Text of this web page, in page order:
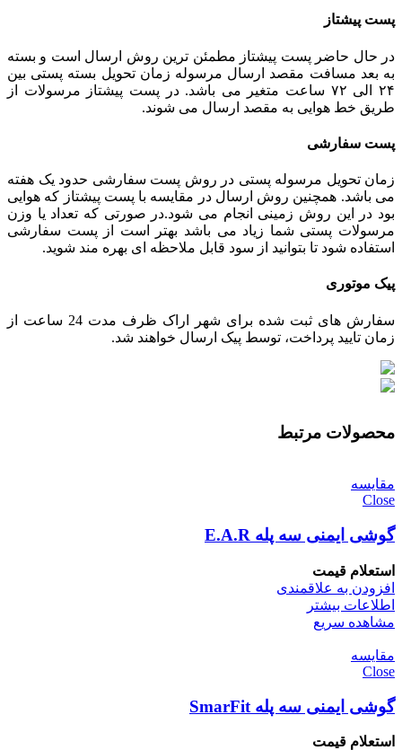
پست پیشتاز
در حال حاضر پست پیشتاز مطمئن ترین روش ارسال است و بسته
به بعد مسافت مقصد ارسال مرسوله زمان تحویل بسته پستی بین
۲۴ الی ۷۲ ساعت متغیر می باشد. در پست پیشتاز مرسولات از
طریق خط هوایی به مقصد ارسال می شوند.
پست سفارشی
زمان تحویل مرسوله پستی در روش پست سفارشی حدود یک هفته
می باشد. همچنین روش ارسال در مقایسه با پست پیشتاز که هوایی
بود در این روش زمینی انجام می شود.در صورتی که تعداد یا وزن
مرسولات پستی شما زیاد می باشد بهتر است از پست سفارشی
استفاده شود تا بتوانید از سود قابل ملاحظه ای بهره مند شوید.
پیک موتوری
سفارش های ثبت شده برای شهر اراک ظرف مدت 24 ساعت از
زمان تایید پرداخت، توسط پیک ارسال خواهند شد.
محصولات مرتبط
مقایسه
Close
گوشی ایمنی سه پله E.A.R
استعلام قیمت
افزودن به علاقمندی
اطلاعات بیشتر
مشاهده سریع
مقایسه
Close
گوشی ایمنی سه پله SmarFit
استعلام قیمت